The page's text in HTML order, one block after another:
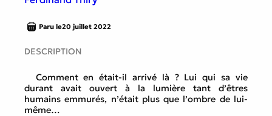
Paru le20 juillet 2022
DESCRIPTION
Comment en était-il arrivé là ? Lui qui sa vie
durant avait ouvert à la lumière tant d’êtres
humains emmurés, n’était plus que l’ombre de lui-
même…